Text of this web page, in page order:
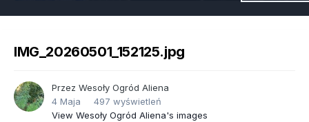
IMG_20260501_152125.jpg
Przez Wesoły Ogród Aliena
4 Maja
497 wyświetleń
View Wesoły Ogród Aliena's images